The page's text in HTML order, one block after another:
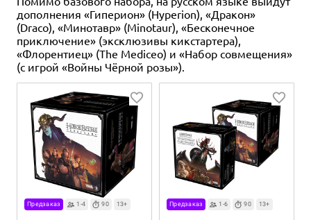
дополнения «Гиперион» (Hyperion), «Дракон»
(Draco), «Минотавр» (Minotaur), «Бесконечное
приключение» (эксклюзивы кикстартера),
«Флорентиец» (The Mediceo) и «Набор совмещения»
(с игрой «Войны Чёрной розы»).
Предзаказ 1-4 90 13+ Предзаказ 1-6 90 13+